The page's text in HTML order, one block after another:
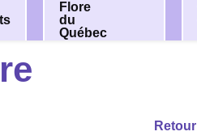
Flore
du
Québec
Retour